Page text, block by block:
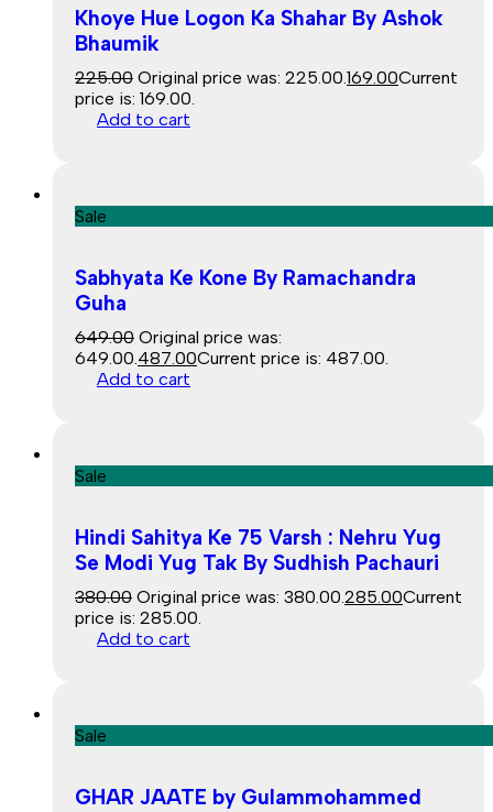
Khoye Hue Logon Ka Shahar By Ashok
Bhaumik
225.00 Original price was: ₹225.00. 169.00Current
price is: ₹169.00.
Add to cart
Sale
Sabhyata Ke Kone By Ramachandra
Guha
649.00 Original price was:
₹649.00. 487.00Current price is: ₹487.00.
Add to cart
Sale
Hindi Sahitya Ke 75 Varsh : Nehru Yug
Se Modi Yug Tak By Sudhish Pachauri
380.00 Original price was: ₹380.00. 285.00Current
price is: ₹285.00.
Add to cart
Sale
GHAR JAATE by Gulammohammed